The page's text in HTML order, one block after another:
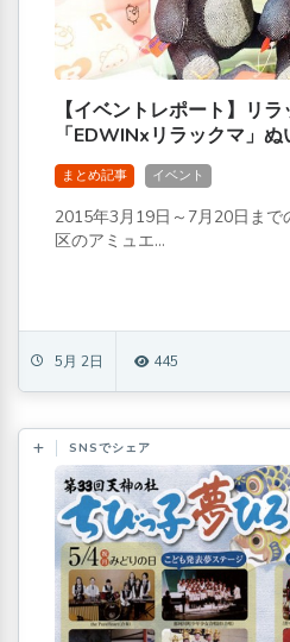
【イベントレポート】リ
「EDWINxリラックマ」
まとめ記事 イベント
2015年3月19日～7月20日まで
区のアミュエ...
5月 2日 445
SNSでシェア